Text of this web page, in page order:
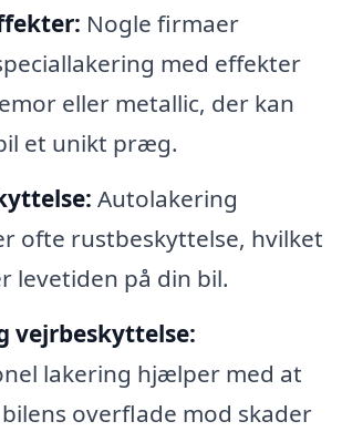
Nogle firmaer
med effekter
eller metallic, der kan
et unikt præg.
Autolakering
ofte rustbeskyttelse, hvilket
levetiden på din bil.
vejrbeskyttelse:
lakering hjælper med at
overflade mod skader